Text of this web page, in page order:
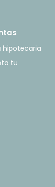
hipotecaria
tu